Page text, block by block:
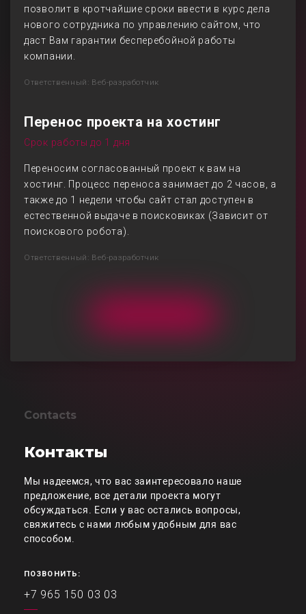
позволит в кротчайшие сроки ввести в курс дела
нового сотрудника по управлению сайтом, что
даст Вам гарантии бесперебойной работы
компании.
Ответственный: Веб-разработчик
Перенос проекта на хостинг
Срок работы до 1 дня
Переносим согласованный проект к вам на
хостинг. Процесс переноса занимает до 2 часов, а
также до 1 недели чтобы сайт стал доступен в
естественной выдаче в поисковиках (Зависит от
поискового робота).
Ответственный: Веб-разработчик
Contacts
Контакты
Мы надеемся, что вас заинтересовало наше
предложение, все детали проекта могут
обсуждаться. Если у вас остались вопросы,
свяжитесь с нами любым удобным для вас
способом.
ПОЗВОНИТЬ:
+7 965 150 03 03